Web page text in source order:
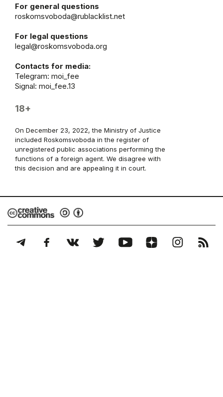
For general questions
roskomsvoboda@rublacklist.net
For legal questions
legal@roskomsvoboda.org
Contacts for media:
Telegram: moi_fee
Signal: moi_fee.13
18+
On December 23, 2022, the Ministry of Justice
included Roskomsvoboda in the register of
unregistered public associations performing the
functions of a foreign agent. We disagree with
this decision and are appealing it in court.